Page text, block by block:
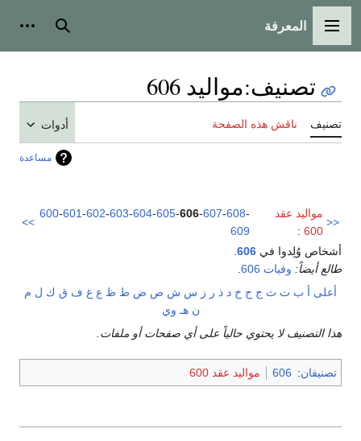
القائمة الرئيسية
المعرفة بحث
تصنيف:مواليد 606
تصنيف ناقش هذه الصفحة أدوات
مساعدة
<<
مواليد عقد
600
:
600-601-602-603-604-605-606-607-608-
609
>>
أشخاص وُلِدوا في 606
طالع أيضاً: وفيات 606
أعلى أ ب ت ث ج ح خ د ذ ر ز س ش ص ض ط ظ ع غ ف ق ك ل م
ن هـ وي
هذا التصنيف لا يحتوي حالياً على أي صفحات أو ملفات.
تصنيفان:
606 مواليد عقد 600